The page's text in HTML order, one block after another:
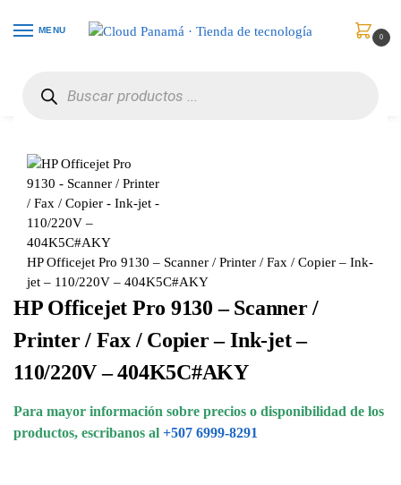
MENU
0
HP Officejet Pro 9130 – Scanner / Printer / Fax / Copier – Ink-
jet – 110/220V – 404K5C#AKY
HP Officejet Pro 9130 – Scanner /
Printer / Fax / Copier – Ink-jet –
110/220V – 404K5C#AKY
Para mayor información sobre precios o disponibilidad de los
productos, escribanos al +507 6999-8291